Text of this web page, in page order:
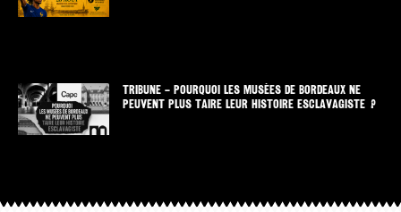
TRIBUNE – POURQUOI LES MUSÉES DE BORDEAUX NE
PEUVENT PLUS TAIRE LEUR HISTOIRE ESCLAVAGISTE ?